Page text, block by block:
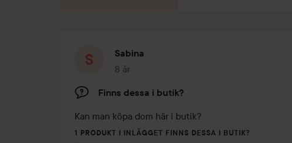
Sabina
8 år
Inlägget skapades 8 år
Finns dessa i butik?
Kan man köpa dom här i butik?
1 PRODUKT I INLÄGGET FINNS DESSA I BUTIK?